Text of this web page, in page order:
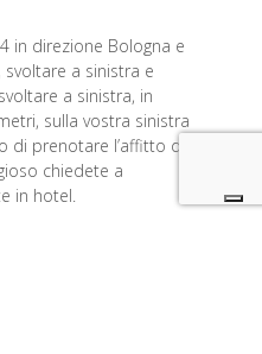
in direzione Bologna e
svoltare a sinistra e
a sinistra, in
sulla vostra sinistra
di prenotare l’affitto di
chiedete a
in hotel.